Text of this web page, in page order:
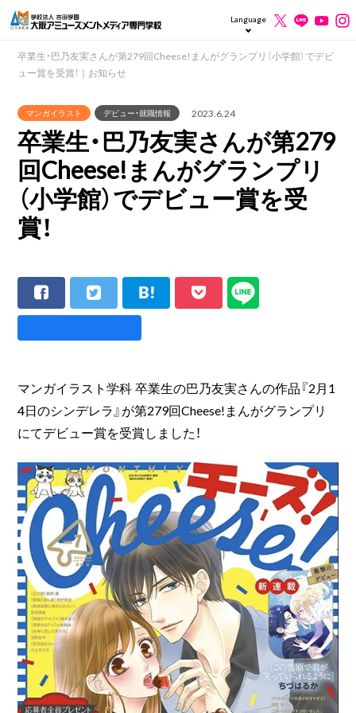
Language
卒業生・巴乃友実さんが第279回Cheese!まんがグランプリ（小学館）でデビ
ュー賞を受賞！｜お知らせ
マンガイラスト デビュー・就職情報 2023.6.24
卒業生・巴乃友実さんが第279
回Cheese!まんがグランプリ
（小学館）でデビュー賞を受
賞！
マンガイラスト学科 卒業生の巴乃友実さんの作品『2月1
4日のシンデレラ』が第279回Cheese!まんがグランプリ
にてデビュー賞を受賞しました！